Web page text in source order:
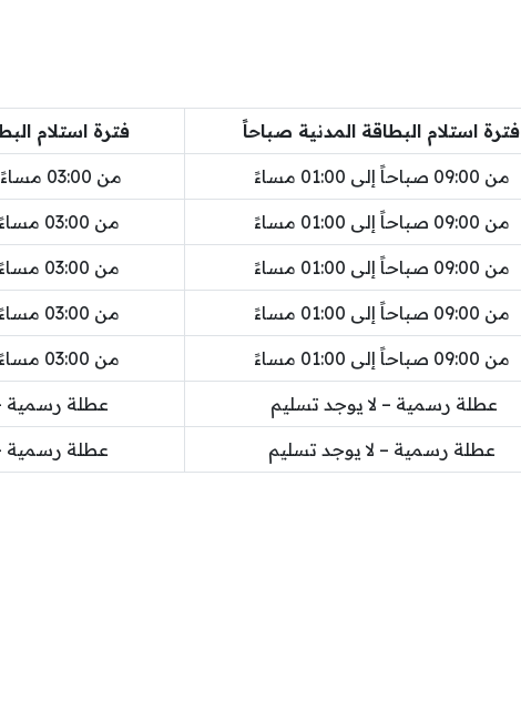
فترة استلام البطاقة المدنية صباحاً فترة استلام
من 09:00 صباحاً إلى 01:00 مساءً من 03:00 مساءً إلى 07:00 مساءً
من 09:00 صباحاً إلى 01:00 مساءً من 03:00 مساءً إلى 07:00 مساءً
من 09:00 صباحاً إلى 01:00 مساءً من 03:00 مساءً إلى 07:00 مساءً
من 09:00 صباحاً إلى 01:00 مساءً من 03:00 مساءً إلى 07:00 مساءً
من 09:00 صباحاً إلى 01:00 مساءً من 03:00 مساءً إلى 07:00 مساءً
عطلة رسمية – لا يوجد تسليم عطلة رسمية
عطلة رسمية – لا يوجد تسليم عطلة رسمية